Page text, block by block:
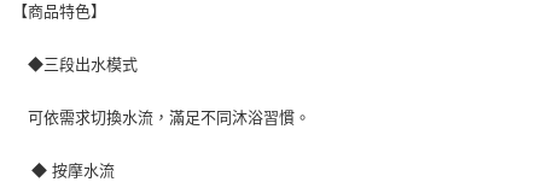
【商品特色】
◆三段出水模式
可依需求切換水流，滿足不同沐浴習慣。
◆ 按摩水流